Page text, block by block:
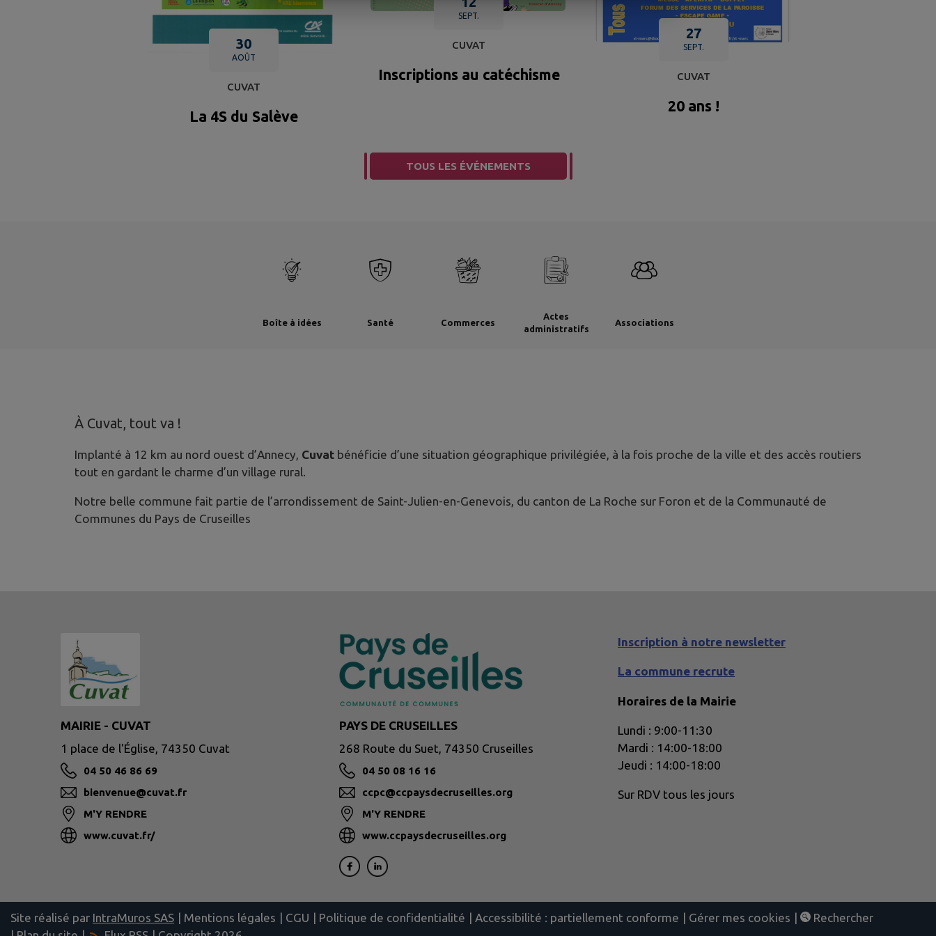
30
AOÛT
CUVAT
La 4S du Salève
SEPT.
CUVAT
Inscriptions au catéchisme
27
SEPT.
CUVAT
20 ans !
TOUS LES ÉVÉNEMENTS
Boîte à idées Santé Commerces
Actes
administratifs
Associations
À Cuvat, tout va !
Implanté à 12 km au nord ouest d’Annecy, Cuvat bénéficie d’une situation géographique privilégiée, à la fois proche de la ville et des accès routiers
tout en gardant le charme d’un village rural.
Notre belle commune fait partie de l’arrondissement de Saint-Julien-en-Genevois, du canton de La Roche sur Foron et de la Communauté de
Communes du Pays de Cruseilles
MAIRIE - CUVAT
1 place de l'Église, 74350 Cuvat
04 50 46 86 69
bienvenue@cuvat.fr
M'Y RENDRE
www.cuvat.fr/
PAYS DE CRUSEILLES
268 Route du Suet, 74350 Cruseilles
04 50 08 16 16
ccpc@ccpaysdecruseilles.org
M'Y RENDRE
www.ccpaysdecruseilles.org
Inscription à notre newsletter
La commune recrute
Horaires de la Mairie
Lundi : 9:00-11:30
Mardi : 14:00-18:00
Jeudi : 14:00-18:00
Sur RDV tous les jours
Site réalisé par IntraMuros SAS Mentions légales CGU Politique de confidentialité Accessibilité : partiellement conforme Gérer mes cookies
Rechercher